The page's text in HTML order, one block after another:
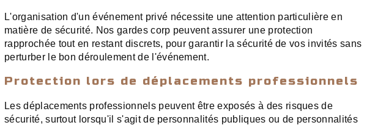
L'organisation d'un événement privé nécessite une attention particulière en
matière de sécurité. Nos gardes corp peuvent assurer une protection
rapprochée tout en restant discrets, pour garantir la sécurité de vos invités sans
perturber le bon déroulement de l'événement.
Protection lors de déplacements professionnels
Les déplacements professionnels peuvent être exposés à des risques de
sécurité, surtout lorsqu'il s'agit de personnalités publiques ou de personnalités